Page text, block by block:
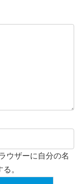
ウザーに自分の名
。